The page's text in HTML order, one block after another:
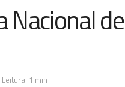
Nacional de
1 min